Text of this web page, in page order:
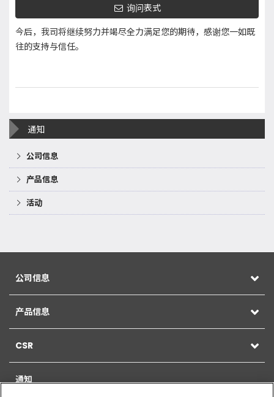
询问表式
今后，我司将继续努力并竭尽全力满足您的期待，感谢您一如既
往的支持与信任。
通知
公司信息
产品信息
活动
公司信息
产品信息
CSR
通知